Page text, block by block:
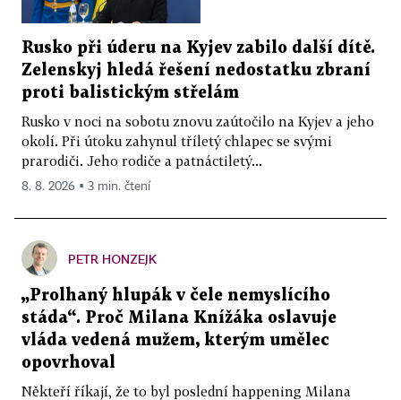
Rusko při úderu na Kyjev zabilo další dítě.
Zelenskyj hledá řešení nedostatku zbraní
proti balistickým střelám
Rusko v noci na sobotu znovu zaútočilo na Kyjev a jeho
okolí. Při útoku zahynul tříletý chlapec se svými
prarodiči. Jeho rodiče a patnáctiletý...
8. 8. 2026 ▪ 3 min. čtení
PETR HONZEJK
„Prolhaný hlupák v čele nemyslícího
stáda“. Proč Milana Knížáka oslavuje
vláda vedená mužem, kterým umělec
opovrhoval
Někteří říkají, že to byl poslední happening Milana